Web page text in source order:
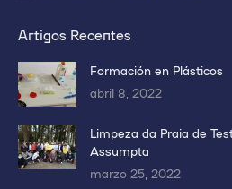
Artigos Recentes
Formación en Plásticos
abril 8, 2022
Limpeza da Praia de
Assumpta
marzo 25, 2022